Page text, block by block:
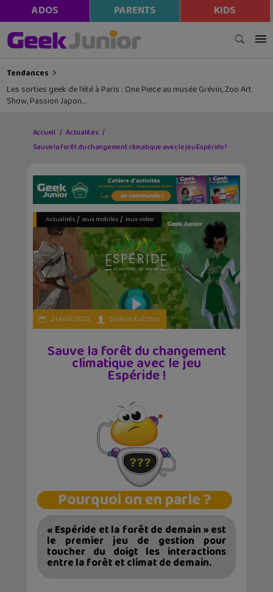
ADOS PARENTS KIDS
Tendances
Les sorties geek de l’été à Paris : One Piece au musée Grévin, Zoo Art
Show, Passion Japon…
Accueil
Actualités
Sauve la forêt du changement climatique avec le jeu Espéride !
Actualités/ Jeux mobiles/ Jeux video
21 août 2022 Solène Kutzner
Sauve la forêt du changement
climatique avec le jeu
Espéride !
Pourquoi on en parle ?
« Espéride et la forêt de demain » est
le premier jeu de gestion pour
toucher du doigt les interactions
entre la forêt et climat de demain.